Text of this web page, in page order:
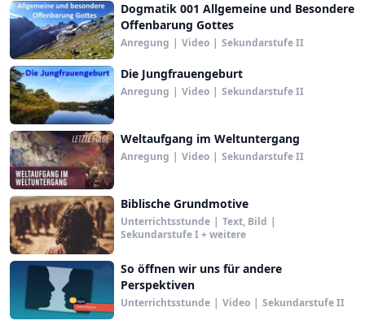
Dogmatik 001 Allgemeine und Besondere
Offenbarung Gottes
Anregung | Video | Sekundarstufe II
Die Jungfrauengeburt
Anregung | Video | Sekundarstufe II
Weltaufgang im Weltuntergang
Anregung | Video | Sekundarstufe II
Biblische Grundmotive
Unterrichtsstunde | Text, Bild |
Sekundarstufe I + weitere
So öffnen wir uns für andere
Perspektiven
Unterrichtsstunde | Video | Sekundarstufe II